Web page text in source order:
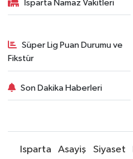
Isparta Namaz Vakitleri
Süper Lig Puan Durumu ve
Fikstür
Son Dakika Haberleri
Isparta Asayiş Siyaset